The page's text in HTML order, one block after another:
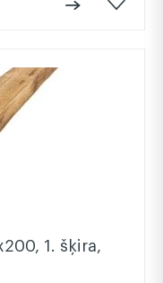
1. šķira,